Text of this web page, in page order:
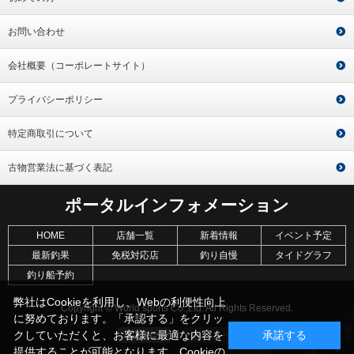
お問い合わせ
会社概要（コーポレートサイト）
プライバシーポリシー
特定商取引について
古物営業法に基づく表記
ポータルインフォメーション
HOME 店舗一覧 新着情報
イベント予定
最新釣果
免税対応店 釣り自慢
タイドグラフ
釣り船予約
Copyright © World sports Co.,Ltd. All Rights Reserved.
弊社はCookieを利用し、Webの利便性向上
に努めております。「承認する」をクリッ
クしていただくと、お客様に最適な内容を
承諾する